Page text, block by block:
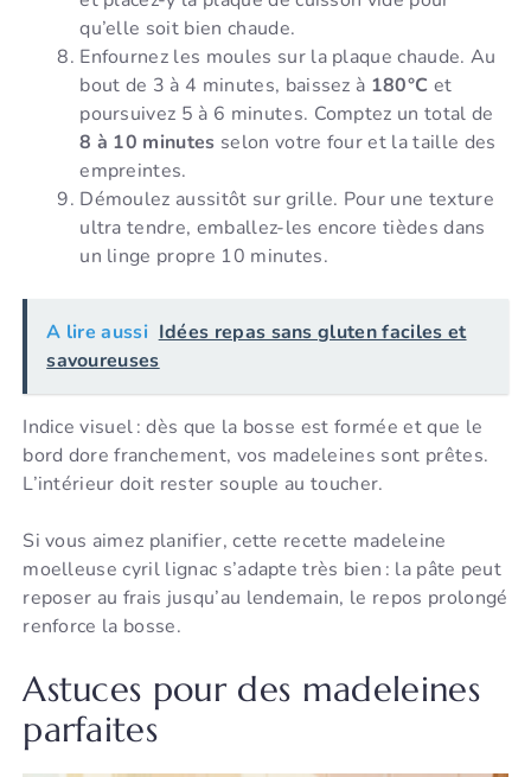
qu’elle soit bien chaude.
Enfournez les moules sur la plaque chaude. Au
bout de 3 à 4 minutes, baissez à 180°C et
poursuivez 5 à 6 minutes. Comptez un total de
8 à 10 minutes selon votre four et la taille des
empreintes.
Démoulez aussitôt sur grille. Pour une texture
ultra tendre, emballez-les encore tièdes dans
un linge propre 10 minutes.
A lire aussi Idées repas sans gluten faciles et
savoureuses
Indice visuel : dès que la bosse est formée et que le
bord dore franchement, vos madeleines sont prêtes.
L’intérieur doit rester souple au toucher.
Si vous aimez planifier, cette recette madeleine
moelleuse cyril lignac s’adapte très bien : la pâte peut
reposer au frais jusqu’au lendemain, le repos prolongé
renforce la bosse.
Astuces pour des madeleines
parfaites